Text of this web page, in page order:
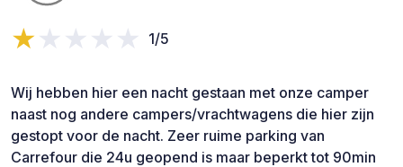
1/5
Wij hebben hier een nacht gestaan met onze camper
naast nog andere campers/vrachtwagens die hier zijn
gestopt voor de nacht. Zeer ruime parking van
Carrefour die 24u geopend is maar beperkt tot 90min